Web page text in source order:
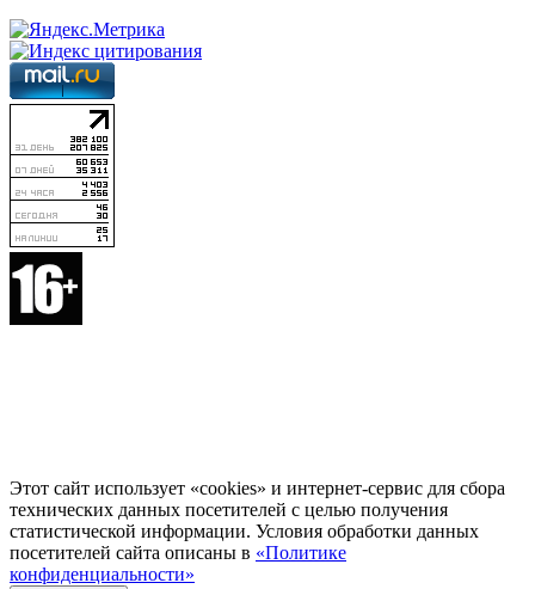
Этот сайт использует «cookies» и интернет-сервис для сбора
технических данных посетителей с целью получения
статистической информации. Условия обработки данных
посетителей сайта описаны в «Политике
конфиденциальности»